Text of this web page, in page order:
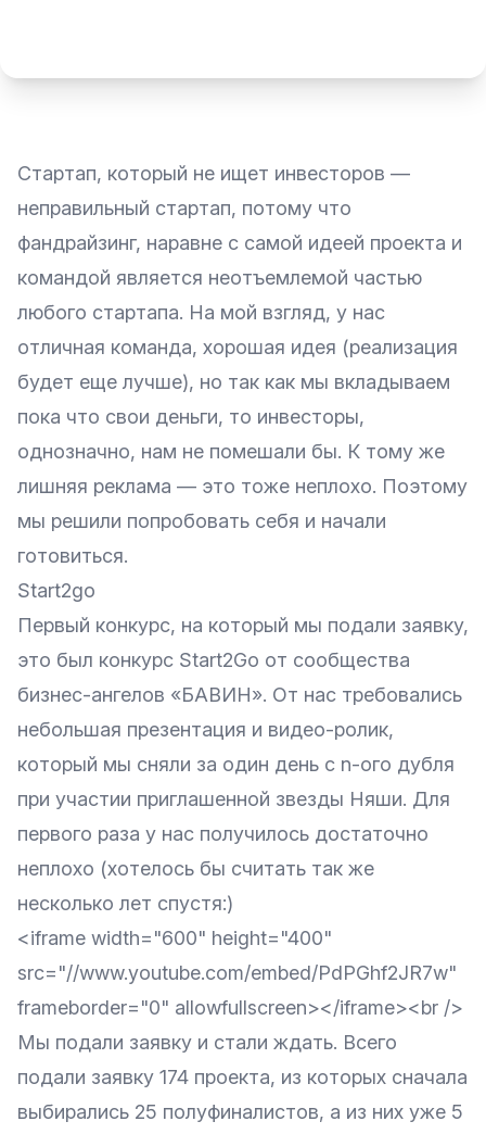
Стартап, который не ищет инвесторов —
неправильный стартап, потому что
фандрайзинг, наравне с самой идеей проекта и
командой является неотъемлемой частью
любого стартапа. На мой взгляд, у нас
отличная команда, хорошая идея (реализация
будет еще лучше), но так как мы вкладываем
пока что свои деньги, то инвесторы,
однозначно, нам не помешали бы. К тому же
лишняя реклама — это тоже неплохо. Поэтому
мы решили попробовать себя и начали
готовиться.
Start2go
Первый конкурс, на который мы подали заявку,
это был конкурс Start2Go от сообщества
бизнес-ангелов «БАВИН». От нас требовались
небольшая презентация и видео-ролик,
который мы сняли за один день с n-ого дубля
при участии приглашенной звезды Няши. Для
первого раза у нас получилось достаточно
неплохо (хотелось бы считать так же
несколько лет спустя:)
<iframe width="600" height="400"
src="//www.youtube.com/embed/PdPGhf2JR7w"
frameborder="0" allowfullscreen></iframe><br />
Мы подали заявку и стали ждать. Всего
подали заявку 174 проекта, из которых сначала
выбирались 25 полуфиналистов, а из них уже 5